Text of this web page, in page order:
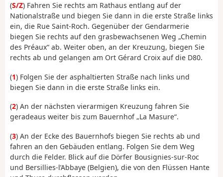
(S/Z) Fahren Sie rechts am Rathaus entlang auf der
Nationalstraße und biegen Sie dann in die erste Straße links
ein, die Rue Saint-Roch. Gegenüber der Gendarmerie
biegen Sie rechts auf den grasbewachsenen Weg „Chemin
des Préaux“ ab. Weiter oben, an der Kreuzung, biegen Sie
rechts ab und gelangen am Ort Gérard Croix auf die D80.
(1) Folgen Sie der asphaltierten Straße nach links und
biegen Sie dann in die erste Straße links ein.
(2) An der nächsten vierarmigen Kreuzung fahren Sie
geradeaus weiter bis zum Bauernhof „La Masure“.
(3) An der Ecke des Bauernhofs biegen Sie rechts ab und
fahren an den Gebäuden entlang. Folgen Sie dem Weg
durch die Felder. Blick auf die Dörfer Bousignies-sur-Roc
und Bersillies-l’Abbaye (Belgien), die von den Flüssen Hante